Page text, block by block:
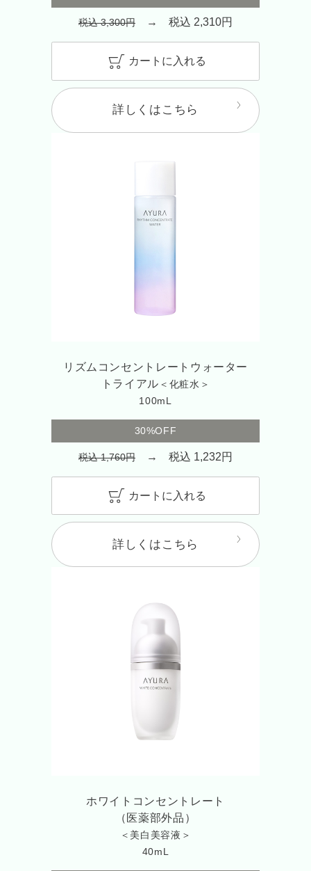
税込 3,300円 → 税込 2,310円
カートに入れる
詳しくはこちら
リズムコンセントレートウォーター
トライアル ＜化粧水＞
100mL
30%OFF
税込 1,760円 → 税込 1,232円
カートに入れる
詳しくはこちら
ホワイトコンセントレート
（医薬部外品）
＜美白美容液＞
40mL